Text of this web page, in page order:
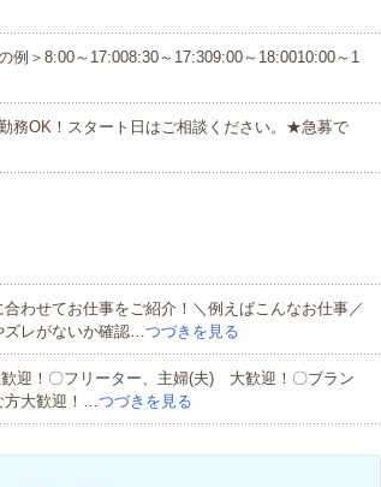
例＞8:00～17:008:30～17:309:00～18:0010:00～1
OK！スタート日はご相談ください。★急募で
わせてお仕事をご紹介！＼例えばこんなお仕事／
ズレがないか確認…つづきを見る
歓迎！〇フリーター、主婦(夫) 大歓迎！〇ブラン
方大歓迎！…つづきを見る